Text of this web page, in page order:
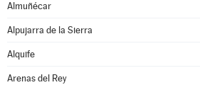
Almuñécar
Alpujarra de la Sierra
Alquife
Arenas del Rey